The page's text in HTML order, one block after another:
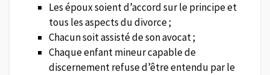
Les époux soient d’accord sur le principe et
tous les aspects du divorce ;
Chacun soit assisté de son avocat ;
Chaque enfant mineur capable de
discernement refuse d’être entendu par le